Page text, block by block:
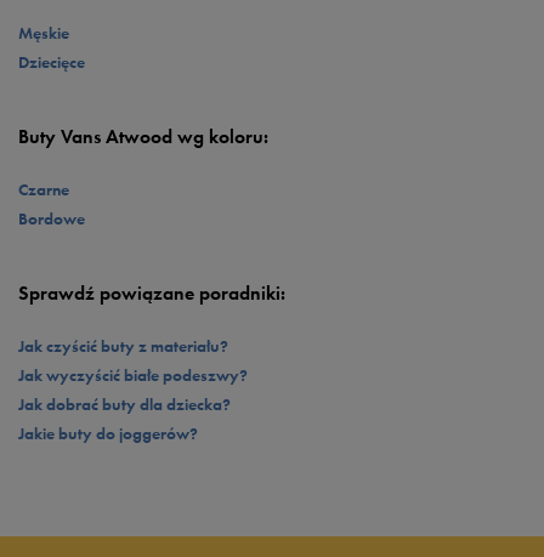
zróżnicowanych nawierzchniach.
dżinsów, przez
Męskie
Dziecięce
Buty Vans Atwood wg koloru:
Czarne
Bordowe
Sprawdź powiązane poradniki:
Jak czyścić buty z materiału?
Jak wyczyścić białe podeszwy?
Jak dobrać buty dla dziecka?
Jakie buty do joggerów?